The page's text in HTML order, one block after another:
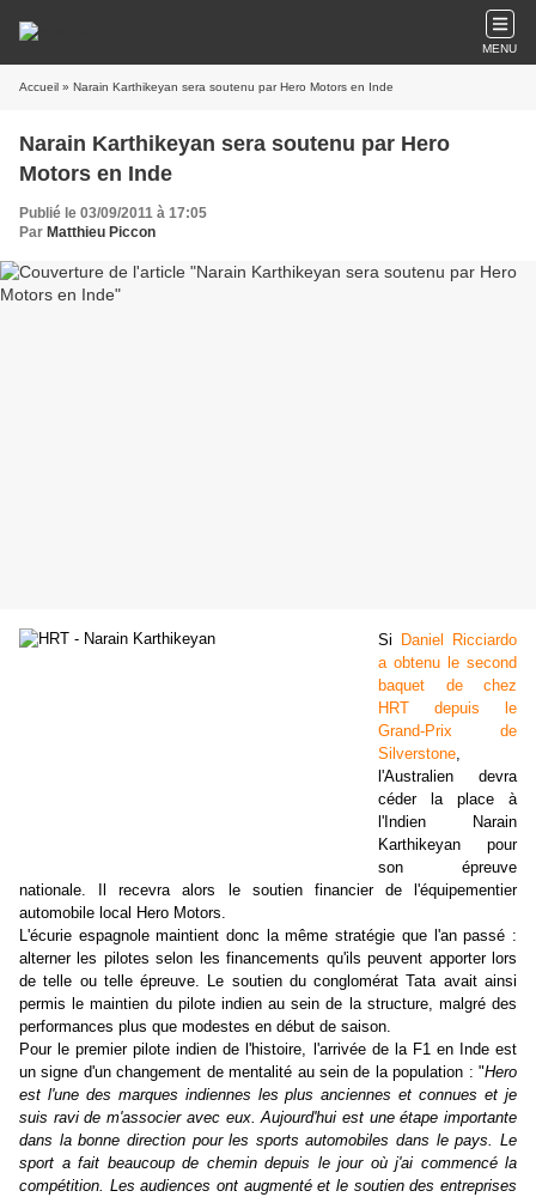
MENU
Accueil » Narain Karthikeyan sera soutenu par Hero Motors en Inde
Narain Karthikeyan sera soutenu par Hero
Motors en Inde
Publié le 03/09/2011 à 17:05
Par Matthieu Piccon
Si
Daniel Ricciardo
a obtenu le second
baquet de chez
HRT depuis le
Grand-Prix de
Silverstone,
l'Australien devra
céder la place à
l'Indien Narain
Karthikeyan pour
son épreuve
nationale. Il recevra alors le soutien financier de l'équipementier
automobile local Hero Motors.
L'écurie espagnole maintient donc la même stratégie que l'an passé :
alterner les pilotes selon les financements qu'ils peuvent apporter lors
de telle ou telle épreuve. Le soutien du conglomérat Tata avait ainsi
permis le maintien du pilote indien au sein de la structure, malgré des
performances plus que modestes en début de saison.
Pour le premier pilote indien de l'histoire, l'arrivée de la F1 en Inde est
un signe d'un changement de mentalité au sein de la population : "Hero
est l'une des marques indiennes les plus anciennes et connues et je
suis ravi de m'associer avec eux. Aujourd'hui est une étape importante
dans la bonne direction pour les sports automobiles dans le pays. Le
sport a fait beaucoup de chemin depuis le jour où j'ai commencé la
compétition. Les audiences ont augmenté et le soutien des entreprises